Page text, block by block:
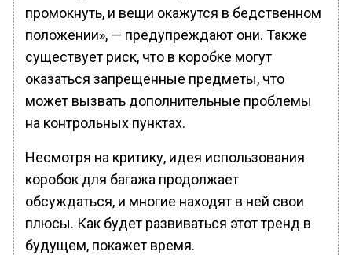
промокнуть, и вещи окажутся в бедственном
положении», — предупреждают они. Также
существует риск, что в коробке могут
оказаться запрещенные предметы, что
может вызвать дополнительные проблемы
на контрольных пунктах.
Несмотря на критику, идея использования
коробок для багажа продолжает
обсуждаться, и многие находят в ней свои
плюсы. Как будет развиваться этот тренд в
будущем, покажет время.